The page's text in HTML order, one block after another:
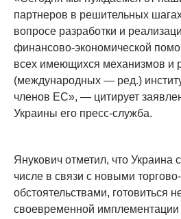
партнеров в решительных
вопросе разработки и
финансово-экономической
всех имеющихся механизмов и
(международных — ред.)
членов ЕС», — цитирует
Украины его пресс-служба.
Янукович отметил, что Украина
числе в связи с новыми
обстоятельствами, готовиться
своевременной